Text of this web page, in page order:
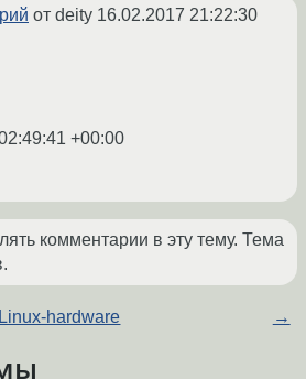
от deity 16.02.2017 21:22:30
+00:00
комментарии в эту тему. Тема
Linux-hardware →